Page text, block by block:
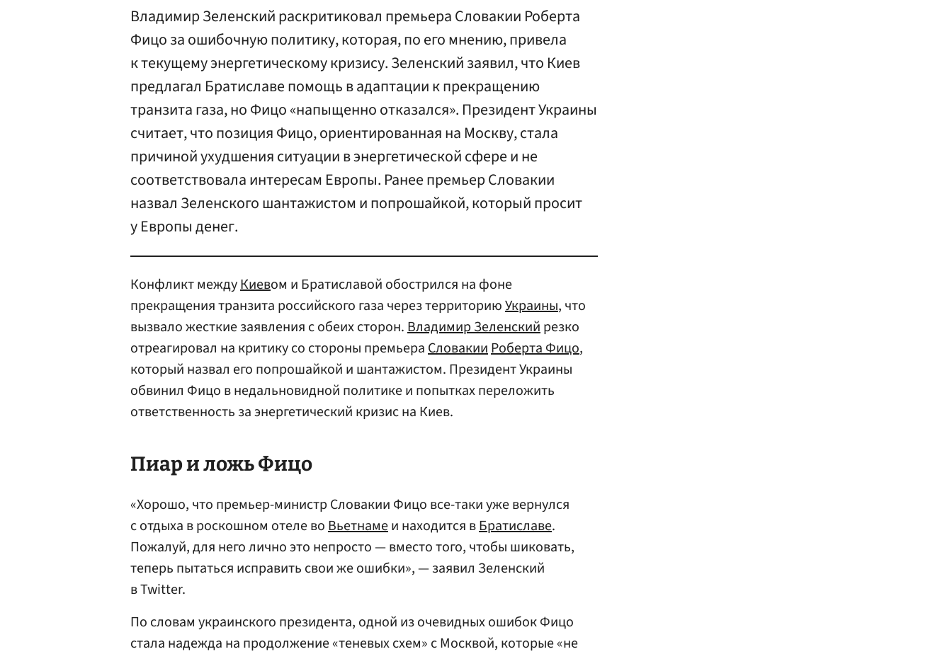
Владимир Зеленский раскритиковал премьера Словакии Роберта
Фицо за ошибочную политику, которая, по его мнению, привела
к текущему энергетическому кризису. Зеленский заявил, что Киев
предлагал Братиславе помощь в адаптации к прекращению
транзита газа, но Фицо «напыщенно отказался». Президент Украины
считает, что позиция Фицо, ориентированная на Москву, стала
причиной ухудшения ситуации в энергетической сфере и не
соответствовала интересам Европы. Ранее премьер Словакии
назвал Зеленского шантажистом и попрошайкой, который просит
у Европы денег.
Конфликт междуКиевом и Братиславой обострился на фоне
прекращения транзита российского газа через территориюУкраины, что
вызвало жесткие заявления с обеих сторон.Владимир Зеленскийрезко
отреагировал на критику со стороны премьераСловакииРоберта Фицо,
который назвал его попрошайкой и шантажистом. Президент Украины
обвинил Фицо в недальновидной политике и попытках переложить
ответственность за энергетический кризис на Киев.
Пиар и ложь Фицо
«Хорошо, что премьер-министр Словакии Фицо все-таки уже вернулся
с отдыха в роскошном отеле воВьетнамеи находится вБратиславе.
Пожалуй, для него лично это непросто — вместо того, чтобы шиковать,
теперь пытаться исправить свои же ошибки», — заявил Зеленский
в Twitter.
По словам украинского президента, одной из очевидных ошибок Фицо
стала надежда на продолжение «теневых схем» с Москвой, которые «не